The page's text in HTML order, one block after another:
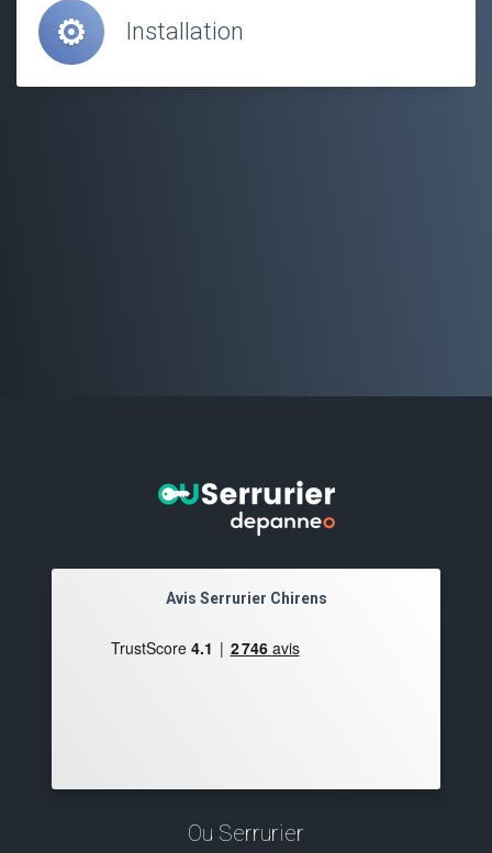
Installation
Avis Serrurier Chirens
Ou Serrurier